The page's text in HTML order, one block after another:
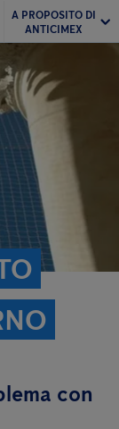
A PROPOSITO DI
ANTICIMEX
con